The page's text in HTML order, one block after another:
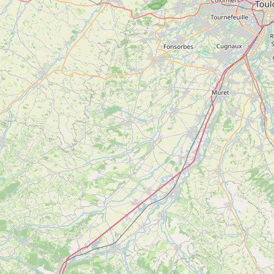
Baptême de spéléologie – Horizon Vertical
SAINT-GIRONS
Voir
plus
Canyoning Découverte – demi journée
SAINT-GIRONS
Voir